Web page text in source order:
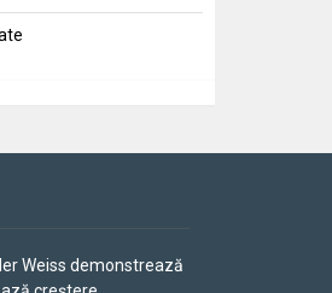
Weiss demonstrează